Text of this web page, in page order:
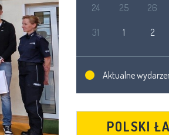
24 25 26
31 1 2
Aktualne
POLSKI